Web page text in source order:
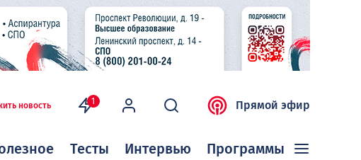
новость 1 Прямой эфир
Тесты Интервью Программы